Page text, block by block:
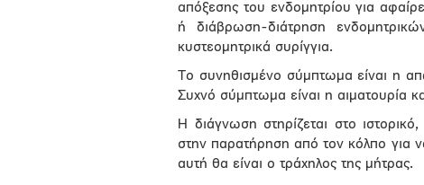
απόξεσης του ενδομητρίου για
ή διάβρωση-διάτρηση
κυστεομητρικά συρίγγια.
Το συνηθισμένο σύμπτωμα είναι η
Συχνό σύμπτωμα είναι η αιματουρία
Η διάγνωση στηρίζεται στο
στην παρατήρηση από τον κόλπο για
αυτή θα είναι ο τράχηλος της μήτρας.